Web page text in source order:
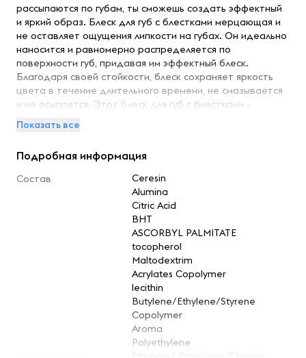
рассыпаются по губам, ты сможешь создать эффектный
и яркий образ. Блеск для губ с блестками мерцающая и
не оставляет ощущения липкости на губах. Он идеально
наносится и равномерно распределяется по
поверхности губ, придавая им эффектный блеск.
Благодаря своей стойкости, блеск сохраняет яркость
цвета в течение длительного времени, не смазывается
и не осыпается. Этот блеск для губ с блестками -
позволяет выглядеть стильно и уверенно в любой
своей обладательницы. Попробуй этот уникальный
блеск для губ и ты не останешься равнодушной к его
превосходным свойствам!
Показать все
Подробная информация
Состав
Ceresin
Alumina
Citric Acid
BHT
ASCORBYL PALMITATE
tocopherol
Maltodextrim
Acrylates Copolymer
lecithin
Butylene/Ethylene/Styrene
Copolymer
Aroma
Polyethylene